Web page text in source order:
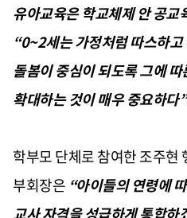
유아교육은 학교체제 안 공교
“0~2세는 가정처럼 따스하
돌봄이 중심이 되도록 그에
확대하는 것이 매우 중요하다”
학부모 단체로 참여한 조주현
부회장은 “아이들의 연령에
교사 자격을 성급하게 통합하